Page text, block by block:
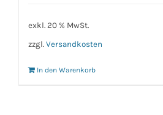
exkl. 20 % MwSt.
zzgl. Versandkosten
In den Warenkorb